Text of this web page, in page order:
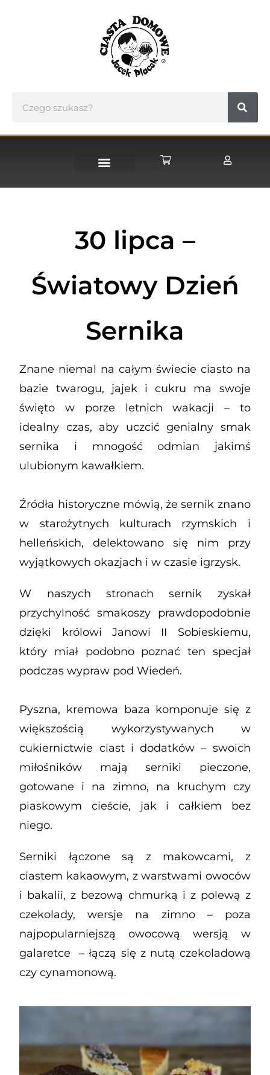
30 lipca –
Światowy Dzień
Sernika
Znane niemal na całym świecie ciasto na
bazie twarogu, jajek i cukru ma swoje
święto w porze letnich wakacji – to
idealny czas, aby uczcić genialny smak
sernika i mnogość odmian jakimś
ulubionym kawałkiem.
Źródła historyczne mówią, że sernik znano
w starożytnych kulturach rzymskich i
helleńskich, delektowano się nim przy
wyjątkowych okazjach i w czasie igrzysk.
W naszych stronach sernik zyskał
przychylność smakoszy prawdopodobnie
dzięki królowi Janowi II Sobieskiemu,
który miał podobno poznać ten specjał
podczas wypraw pod Wiedeń.
Pyszna, kremowa baza komponuje się z
większością wykorzystywanych w
cukiernictwie ciast i dodatków – swoich
miłośników mają serniki pieczone,
gotowane i na zimno, na kruchym czy
piaskowym cieście, jak i całkiem bez
niego.
Serniki łączone są z makowcami, z
ciastem kakaowym, z warstwami owoców
i bakalii, z bezową chmurką i z polewą z
czekolady, wersje na zimno – poza
najpopularniejszą owocową wersją w
galaretce – łączą się z nutą czekoladową
czy cynamonową.